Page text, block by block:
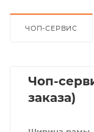
ЧОП-СЕРВИС
Чоп-
заказа)